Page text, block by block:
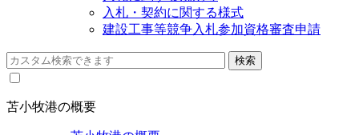
入札・契約に関する様式
建設工事等競争入札参加資格審査申請
苫小牧港の概要